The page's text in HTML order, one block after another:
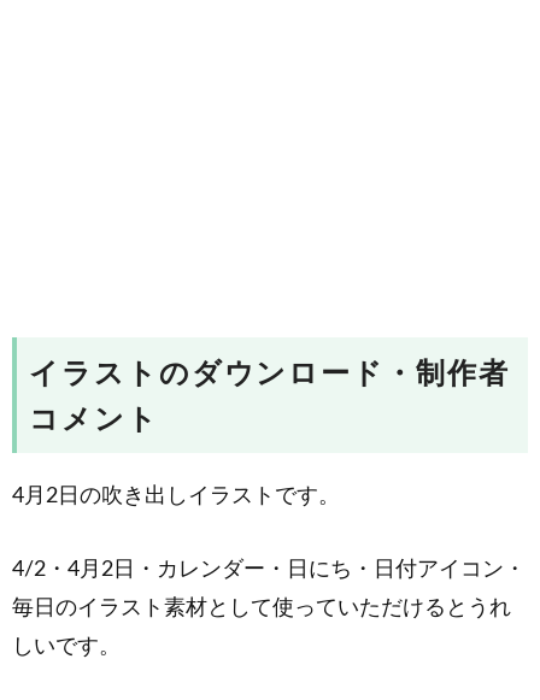
イラストのダウンロード・制作者
コメント
4月2日の吹き出しイラストです。
4/2・4月2日・カレンダー・日にち・日付アイコン・
毎日のイラスト素材として使っていただけるとうれ
しいです。